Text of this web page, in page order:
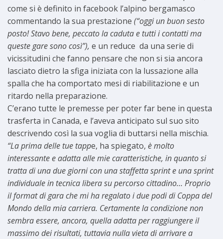
come si è definito in facebook l’alpino bergamasco
commentando la sua prestazione (“oggi un buon sesto
posto! Stavo bene, peccato la caduta e tutti i contatti ma
queste gare sono così”), e un reduce da una serie di
vicissitudini che fanno pensare che non si sia ancora
lasciato dietro la sfiga iniziata con la lussazione alla
spalla che ha comportato mesi di riabilitazione e un
ritardo nella preparazione.
C’erano tutte le premesse per poter far bene in questa
trasferta in Canada, e l’aveva anticipato sul suo sito
descrivendo così la sua voglia di buttarsi nella mischia.
“La prima delle tue tappe, ha spiegato, è molto
interessante e adatta alle mie caratteristiche, in quanto si
tratta di una due giorni con una staffetta sprint e una sprint
individuale in tecnica libera su percorso cittadino… Proprio
il format di gara che mi ha regalato i due podi di Coppa del
Mondo della mia carriera. Certamente la condizione non
sembra essere, ancora, quella adatta per raggiungere il
massimo dei risultati, tuttavia nulla vieta di arrivare a